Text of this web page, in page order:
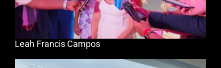
Leah Francis Campos